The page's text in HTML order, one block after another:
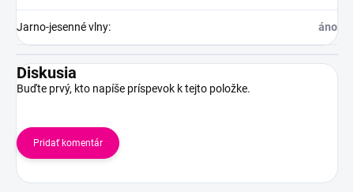
Jarno-jesenné vlny: áno
Diskusia
Buďte prvý, kto napíše príspevok k tejto položke.
Pridať komentár